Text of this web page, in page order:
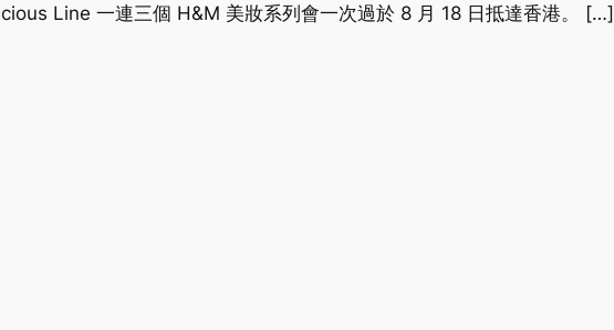
Line 一連三個 H&M 美妝系列會一次過於 8 月 18 日抵達香港。 […]